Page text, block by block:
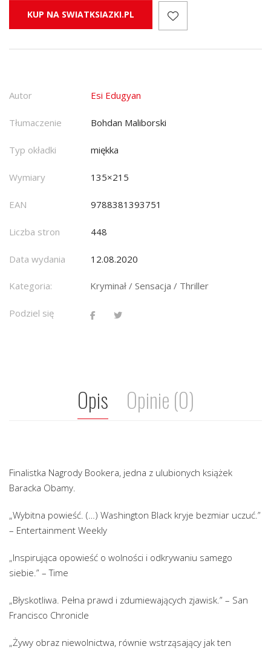
KUP NA SWIATKSIAZKI.PL
Autor Esi Edugyan
Tłumaczenie Bohdan Maliborski
Typ okładki miękka
Wymiary 135×215
EAN 9788381393751
Liczba stron 448
Data wydania 12.08.2020
Kategoria: Kryminał / Sensacja / Thriller
Podziel się
Opis Opinie (0)
Finalistka Nagrody Bookera, jedna z ulubionych książek
Baracka Obamy.
„Wybitna powieść. (…) Washington Black kryje bezmiar uczuć.”
– Entertainment Weekly
„Inspirująca opowieść o wolności i odkrywaniu samego
siebie.” – Time
„Błyskotliwa. Pełna prawd i zdumiewających zjawisk.” – San
Francisco Chronicle
„Żywy obraz niewolnictwa, równie wstrząsający jak ten